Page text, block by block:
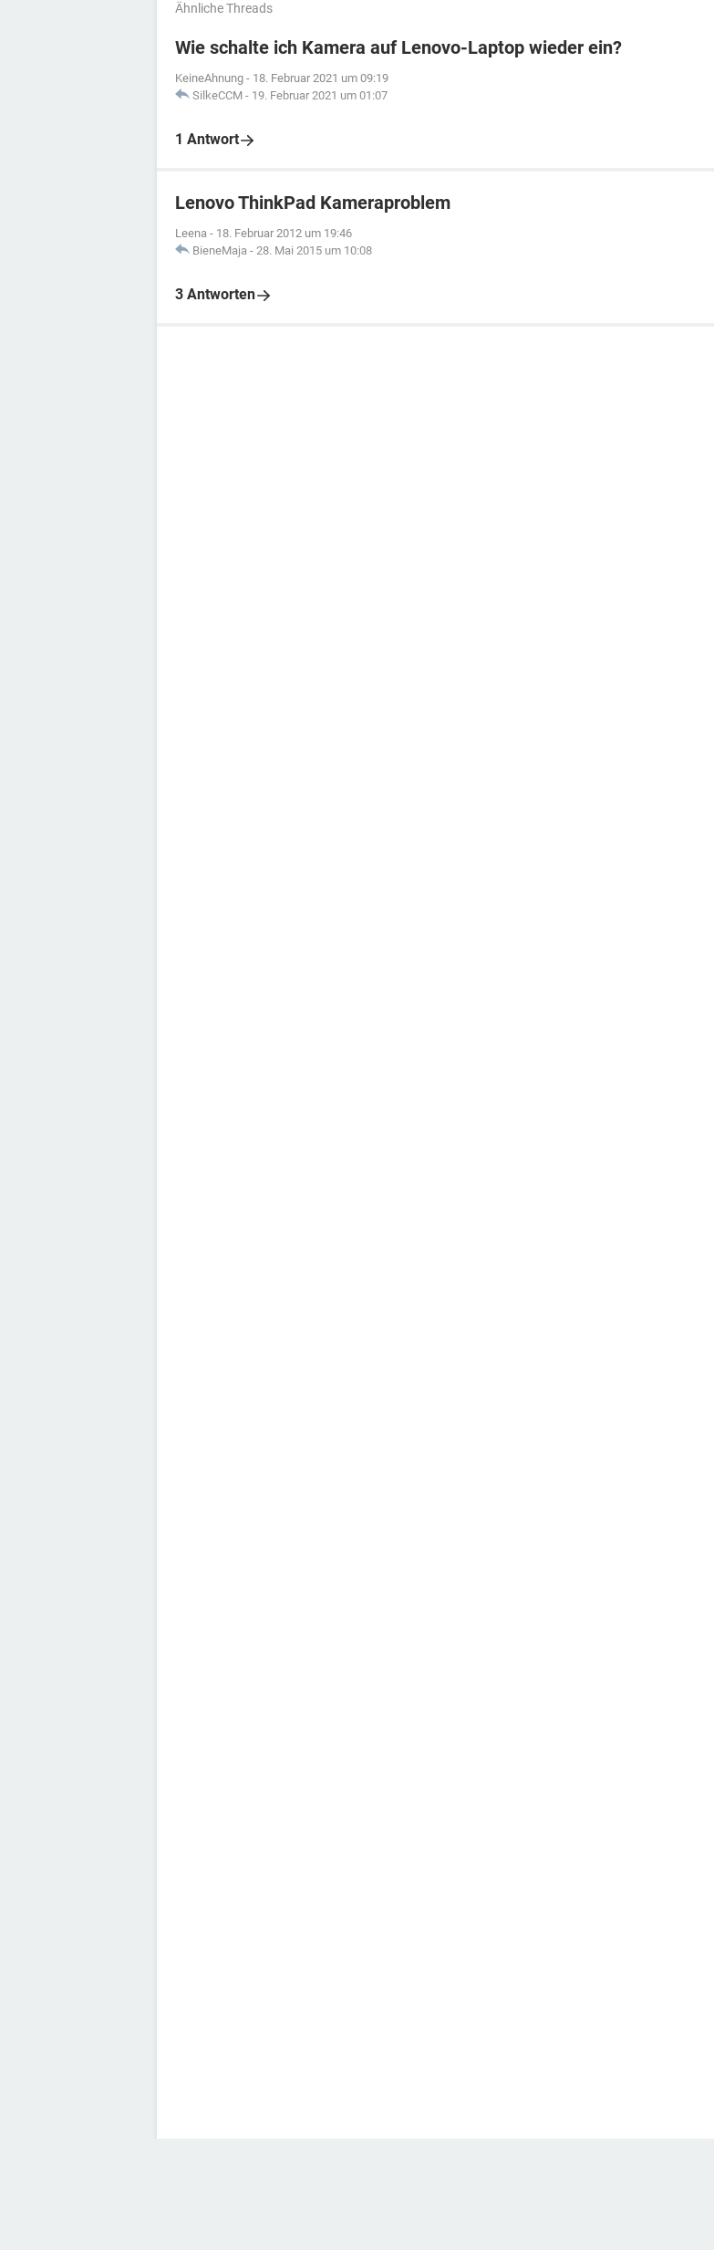
Ähnliche Threads
Wie schalte ich Kamera auf Lenovo-Laptop wieder ein?
KeineAhnung - 18. Februar 2021 um 09:19
SilkeCCM - 19. Februar 2021 um 01:07
1 Antwort
Lenovo ThinkPad Kameraproblem
Leena - 18. Februar 2012 um 19:46
BieneMaja - 28. Mai 2015 um 10:08
3 Antworten